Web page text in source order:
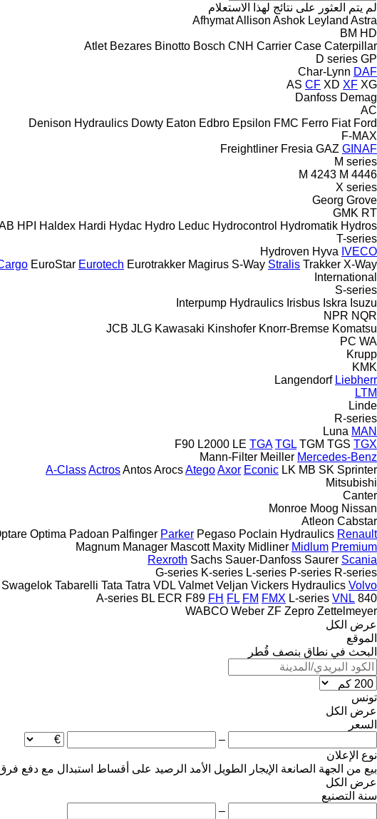
لم يتم العثور على نتائج لهذا الاستعلام
AfhymatAllison Ashok Leyland Astra
BM HD
Atlet Bezares Binotto Bosch CNH Carrier Case Caterpillar
D series GP
Char-Lynn DAF
AS CF XD XF XG
Danfoss Demag
AC
Denison Hydraulics Dowty Eaton Edbro Epsilon FMC Ferro Fiat Ford
F-MAX
Freightliner Fresia GAZ GINAF
M series
M 4243 M 4446
X series
Georg Grove
GMK RT
HPI Haldex Hardi Hydac Hydro Leduc Hydrocontrol Hydromatik Hydros
T-series
Hydroven Hyva IVECO
EuroStar Eurotech Eurotrakker Magirus S-Way Stralis Trakker X-Way
International
S-series
Interpump Hydraulics Irisbus Iskra Isuzu
NPR NQR
JCB JLG Kawasaki Kinshofer Knorr-Bremse Komatsu
PC WA
Krupp
KMK
Langendorf Liebherr
LTM
Linde
R-series
Luna MAN
F90 L2000 LE TGA TGL TGM TGS TGX
Mann-Filter Meiller Mercedes-Benz
A-ClassActrosAntosArocsAtegoAxor Econic LK MB SK Sprinter
Mitsubishi
Canter
Monroe Moog Nissan
Atleon Cabstar
Optima Padoan Palfinger Parker Pegaso Poclain Hydraulics Renault
Magnum Manager Mascott Maxity Midliner Midlum Premium
Rexroth Sachs Sauer-Danfoss Saurer Scania
G-series K-series L-series P-series R-series
Swagelok Tabarelli Tata Tatra VDL Valmet Veljan Vickers Hydraulics Volvo
840
A-series BL ECR F89 FH FL FM FMX L-series VNL
WABCO Weber ZF Zepro Zettelmeyer
عرض الكل
الموقع
البحث في نطاق بنصف قُطر
تونس
عرض الكل
السعر
–
نوع الإعلان
بيع من الجهة الصانعة الإيجار الطويل الأمد الرصيد على أقساط استبدال مع دفع
عرض الكل
سنة التصنيع
–